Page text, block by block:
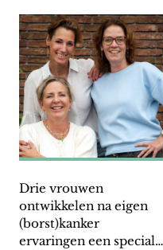
Drie vrouwen
ontwikkelen na eigen
(borst)kanker
ervaringen een speciale